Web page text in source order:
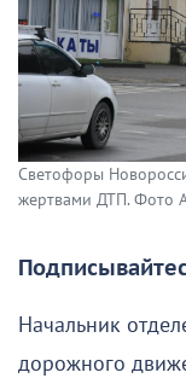
Светофоры
жертвами ДТП. Фото
Начальник
дорожного